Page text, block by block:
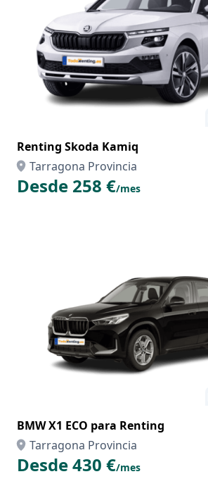
Renting Skoda Kamiq
Tarragona Provincia
Desde 258 €/mes
BMW X1 ECO para Renting
Tarragona Provincia
Desde 430 €/mes